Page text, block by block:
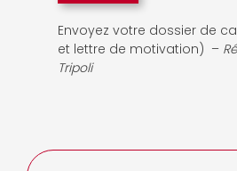
Envoyez votre dossier de
et lettre de motivation) –
Tripoli